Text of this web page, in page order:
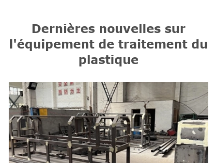
Dernières nouvelles sur
l'équipement de traitement du
plastique